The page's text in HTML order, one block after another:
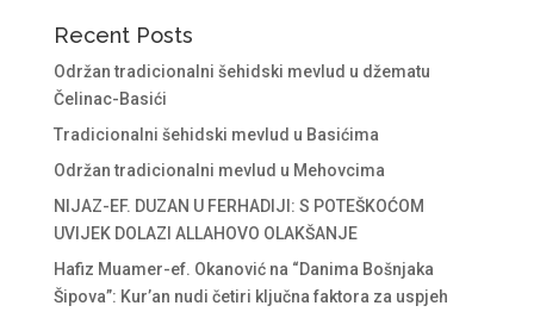
Recent Posts
Održan tradicionalni šehidski mevlud u džematu
Čelinac-Basići
Tradicionalni šehidski mevlud u Basićima
Održan tradicionalni mevlud u Mehovcima
NIJAZ-EF. DUZAN U FERHADIJI: S POTEŠKOĆOM
UVIJEK DOLAZI ALLAHOVO OLAKŠANJE
Hafiz Muamer-ef. Okanović na “Danima Bošnjaka
Šipova”: Kur’an nudi četiri ključna faktora za uspjeh